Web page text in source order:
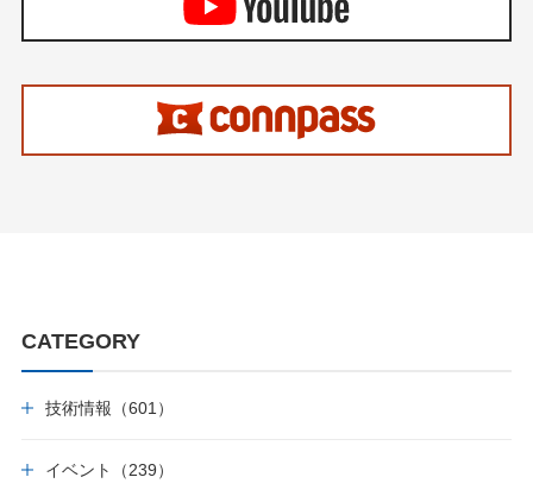
CATEGORY
技術情報（601）
イベント（239）